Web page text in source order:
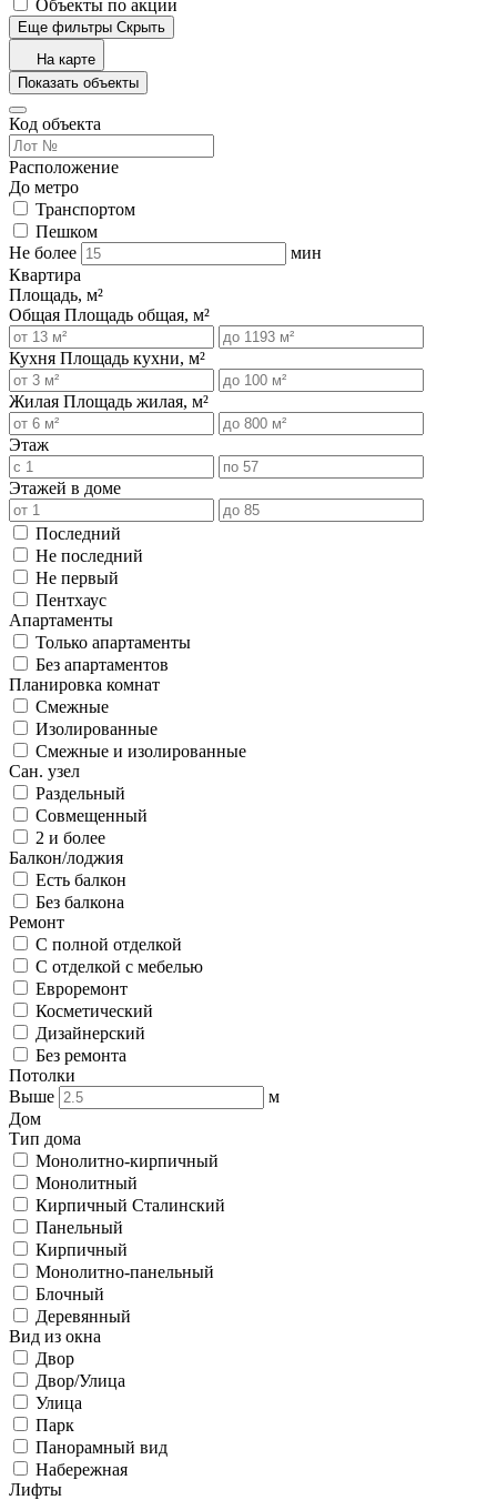
Объекты по акции
Еще фильтры Скрыть
На карте
Показать объекты
Код объекта
Расположение
До метро
Транспортом
Пешком
Не более
мин
Квартира
Площадь, м²
Общая Площадь общая, м²
Кухня Площадь кухни, м²
Жилая Площадь жилая, м²
Этаж
Этажей в доме
Последний
Не последний
Не первый
Пентхаус
Апартаменты
Только апартаменты
Без апартаментов
Планировка комнат
Смежные
Изолированные
Смежные и изолированные
Сан. узел
Раздельный
Совмещенный
2 и более
Балкон/лоджия
Есть балкон
Без балкона
Ремонт
С полной отделкой
С отделкой с мебелью
Евроремонт
Косметический
Дизайнерский
Без ремонта
Потолки
Выше
м
Дом
Тип дома
Монолитно-кирпичный
Монолитный
Кирпичный Сталинский
Панельный
Кирпичный
Монолитно-панельный
Блочный
Деревянный
Вид из окна
Двор
Двор/Улица
Улица
Парк
Панорамный вид
Набережная
Лифты